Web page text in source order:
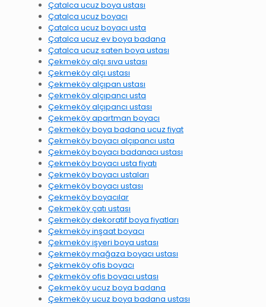
Çatalca ucuz boya ustası
Çatalca ucuz boyacı
Çatalca ucuz boyacı usta
Çatalca ucuz ev boya badana
Çatalca ucuz saten boya ustası
Çekmeköy alçı sıva ustası
Çekmeköy alçı ustası
Çekmeköy alçıpan ustası
Çekmeköy alçıpancı usta
Çekmeköy alçıpancı ustası
Çekmeköy apartman boyacı
Çekmeköy boya badana ucuz fiyat
Çekmeköy boyacı alçıpancı usta
Çekmeköy boyacı badanacı ustası
Çekmeköy boyacı usta fiyatı
Çekmeköy boyacı ustaları
Çekmeköy boyacı ustası
Çekmeköy boyacılar
Çekmeköy çatı ustası
Çekmeköy dekoratif boya fiyatları
Çekmeköy inşaat boyacı
Çekmeköy işyeri boya ustası
Çekmeköy mağaza boyacı ustası
Çekmeköy ofis boyacı
Çekmeköy ofis boyacı ustası
Çekmeköy ucuz boya badana
Çekmeköy ucuz boya badana ustası